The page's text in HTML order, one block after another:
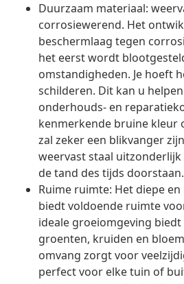
Duurzaam materiaal:
corrosiewerend. Het
beschermlaag tegen
het eerst wordt
omstandigheden. Je hoeft
schilderen. Dit kan u
onderhouds- en
kenmerkende bruine kleur
zal zeker een blikvanger
weervast staal
de tand des tijds doorstaan.
Ruime ruimte: Het diepe
biedt voldoende ruimte
ideale groeiomgeving
groenten, kruiden en
omvang zorgt voor
perfect voor elke tuin of